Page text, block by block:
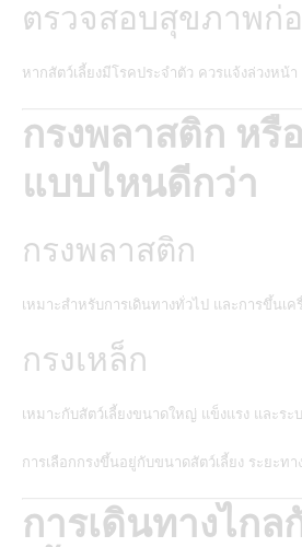
ตรวจสอบสุขภาพก่
หากสัตว์เลี้ยงมีโรคประจำตัว ควรแจ้งล่วงหน้า
กรงพลาสติก หรื
แบบไหนดีกว่า
กรงพลาสติก
เหมาะสำหรับการเดินทางทั่วไป และการขึ้นเค
กรงเหล็ก
เหมาะกับสัตว์เลี้ยงขนาดใหญ่ แข็งแรง และระ
การเลือกกรงขึ้นอยู่กับขนาดสัตว์เลี้ยง ระยะท
การเดินทางไกล